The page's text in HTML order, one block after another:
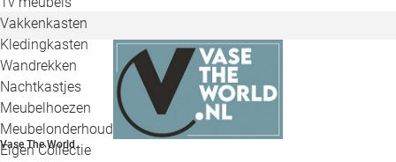
Vakkenkasten
Kledingkasten
Wandrekken
Nachtkastjes
Meubelhoezen
Meubelonderhoud
Eigen Collectie
Vase The World